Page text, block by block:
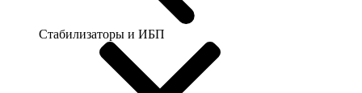
Стабилизаторы и ИБП